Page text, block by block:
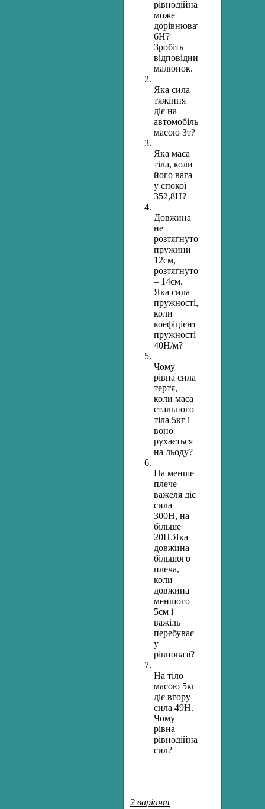
рівнодійна
може
дорівнювати
6Н?
Зробіть
відповідний
малюнок.
Яка сила
тяжіння
діє на
автомобіль
масою 3т?
Яка маса
тіла, коли
його вага
у спокої
352,8Н?
Довжина
не
розтягнутої
пружини
12см,
розтягнутої
– 14см.
Яка сила
пружності,
коли
коефіцієнт
пружності
40Н/м?
Чому
рівна сила
тертя,
коли маса
стального
тіла 5кг і
воно
рухається
на льоду?
На менше
плече
важеля діє
сила
300Н, на
більше
20Н.Яка
довжина
більшого
плеча,
коли
довжина
меншого
5см і
важіль
перебуває
у
рівновазі?
На тіло
масою 5кг
діє вгору
сила 49Н.
Чому
рівна
рівнодійна
сил?
2 варіант